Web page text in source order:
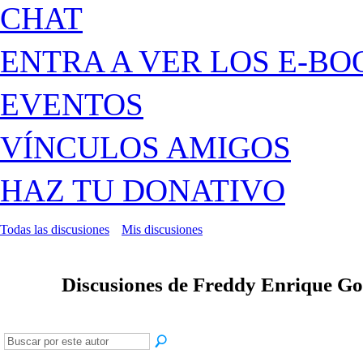
CHAT
ENTRA A VER LOS E-
EVENTOS
VÍNCULOS AMIGOS
HAZ TU DONATIVO
Todas las discusiones Mis discusiones
Discusiones de Freddy Enrique